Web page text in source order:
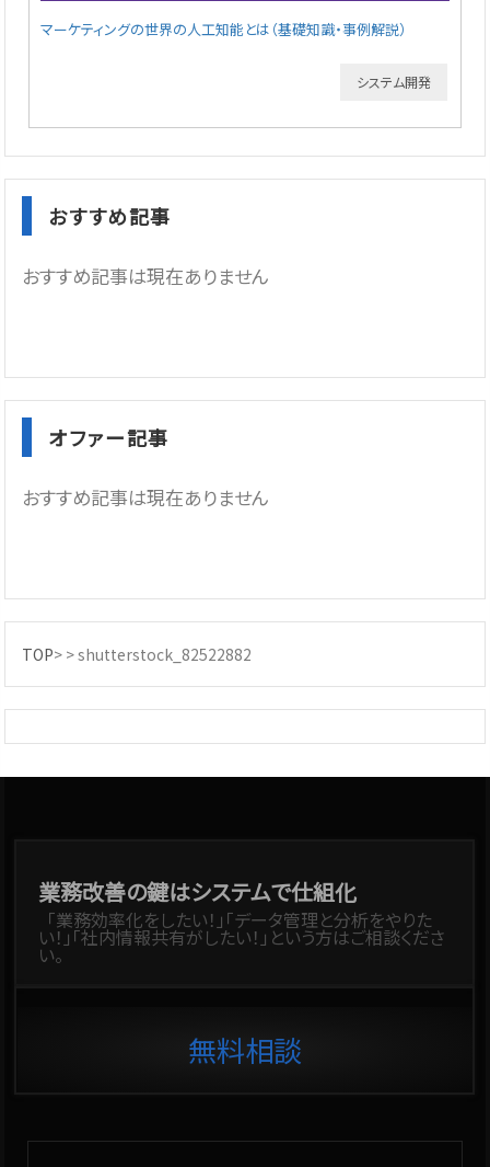
マーケティングの世界の人工知能とは（基礎知識・事例解説）
システム開発
おすすめ記事
おすすめ記事は現在ありません
オファー記事
おすすめ記事は現在ありません
TOP> >shutterstock_82522882
業務改善の鍵はシステムで仕組化
「業務効率化をしたい！」「データ管理と分析をやりた
い！」「社内情報共有がしたい！」という方はご相談くださ
い。
無料相談